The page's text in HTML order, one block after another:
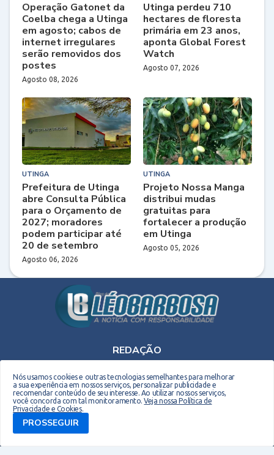
Operação Gatonet da
Coelba chega a Utinga
em agosto; cabos de
internet irregulares
serão removidos dos
postes
Agosto 08, 2026
Utinga perdeu 710
hectares de floresta
primária em 23 anos,
aponta Global Forest
Watch
Agosto 07, 2026
UTINGA
Prefeitura de Utinga
abre Consulta Pública
para o Orçamento de
2027; moradores
podem participar até
20 de setembro
Agosto 06, 2026
UTINGA
Projeto Nossa Manga
distribui mudas
gratuitas para
fortalecer a produção
em Utinga
Agosto 05, 2026
REDAÇÃO
Nós usamos cookies e outras tecnologias semelhantes para melhorar
a sua experiência em nossos serviços, personalizar publicidade e
recomendar conteúdo de seu interesse. Ao utilizar nossos serviços,
você concorda com tal monitoramento.Veja nossa Política de
Privacidade e Cookies.
PROSSEGUIR